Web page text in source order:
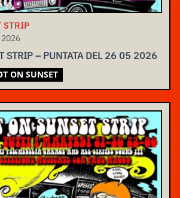
STRIP
STRIP – PUNTATA DEL 26 05 2026
ON SUNSET